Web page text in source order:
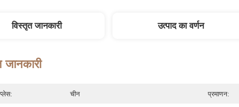
विस्तृत जानकारी उत्पाद का वर्णन
जानकारी
चीन प्रमाणन: